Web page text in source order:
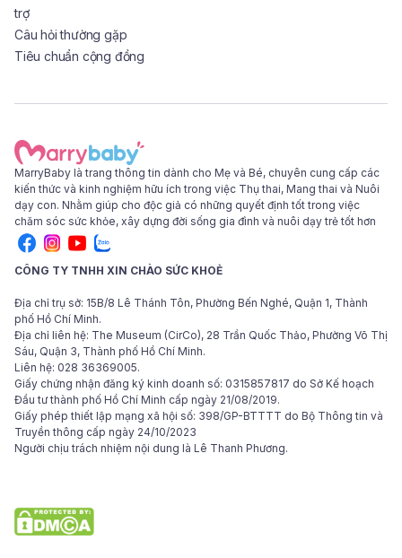
trợ
Câu hỏi thường gặp
Tiêu chuẩn cộng đồng
MarryBaby là trang thông tin dành cho Mẹ và Bé, chuyên cung cấp các
kiến thức và kinh nghiệm hữu ích trong việc Thụ thai, Mang thai và Nuôi
dạy con. Nhằm giúp cho độc giả có những quyết định tốt trong việc
chăm sóc sức khỏe, xây dựng đời sống gia đình và nuôi dạy trẻ tốt hơn
CÔNG TY TNHH XIN CHÀO SỨC KHOẺ
Địa chỉ trụ sở: 15B/8 Lê Thánh Tôn, Phường Bến Nghé, Quận 1, Thành
phố Hồ Chí Minh.
Địa chỉ liên hệ: The Museum (CirCo), 28 Trần Quốc Thảo, Phường Võ Thị
Sáu, Quận 3, Thành phố Hồ Chí Minh.
Liên hệ: 028 36369005.
Giấy chứng nhận đăng ký kinh doanh số: 0315857817 do Sở Kế hoạch
Đầu tư thành phố Hồ Chí Minh cấp ngày 21/08/2019.
Giấy phép thiết lập mạng xã hội số: 398/GP-BTTTT do Bộ Thông tin và
Truyền thông cấp ngày 24/10/2023
Người chịu trách nhiệm nội dung là Lê Thanh Phương.